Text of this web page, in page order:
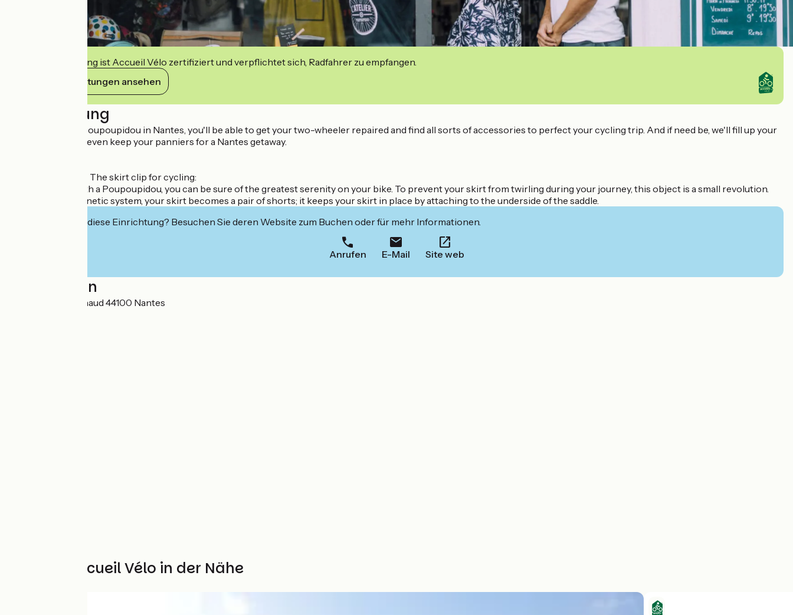
Diese Einrichtung ist Accueil Vélo zertifiziert und verpflichtet sich, Radfahrer zu empfangen.
Ihre Verpflichtungen ansehen
Beschreibung
At the Atelier du Poupoupidou in Nantes, you'll be able to get your two-wheeler repaired and find all sorts of accessories to perfect your cycling trip. And if need be, we'll fill up your
water bottles and even keep your panniers for a Nantes getaway.
Le Poupoupidou - The skirt clip for cycling:
When you ride with a Poupoupidou, you can be sure of the greatest serenity on your bike. To prevent your skirt from twirling during your journey, this object is a small revolution.
Thanks to its magnetic system, your skirt becomes a pair of shorts; it keeps your skirt in place by attaching to the underside of the saddle.
Interessiert Sie diese Einrichtung? Besuchen Sie deren Website zum Buchen oder für mehr Informationen.
Anrufen E-Mail Site web
Localisation
21 quai Ernest Renaud 44100 Nantes
Weitere Accueil Vélo in der Nähe